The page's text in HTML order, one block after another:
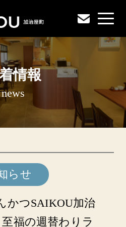
情報
news
らせ
かつSAIKOU加治
福の週替わりラ